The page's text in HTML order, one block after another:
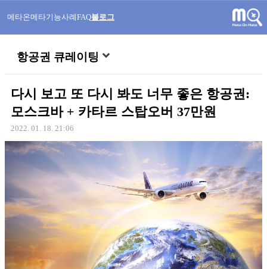
메타온메타기능사례FAQ블로그
항공권 큐레이팅
다시 보고 또 다시 봐도 너무 좋은 항공권:
모스크바 + 카타르 스탑오버 37만원
2022. 01. 18. 21:06